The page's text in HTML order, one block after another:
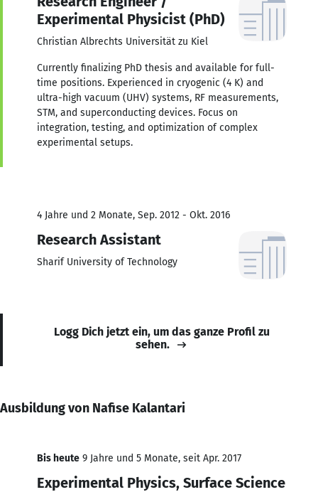
Experimental Physicist (PhD)
Christian Albrechts Universität zu Kiel
Currently finalizing PhD thesis and available for full-
time positions. Experienced in cryogenic (4 K) and
ultra-high vacuum (UHV) systems, RF measurements,
STM, and superconducting devices. Focus on
integration, testing, and optimization of complex
experimental setups.
4 Jahre und 2 Monate, Sep. 2012 - Okt. 2016
Research Assistant
Sharif University of Technology
Logg Dich jetzt ein, um das ganze Profil zu
sehen.
Ausbildung von Nafise Kalantari
Bis heute 9 Jahre und 5 Monate, seit Apr. 2017
Experimental Physics, Surface Science